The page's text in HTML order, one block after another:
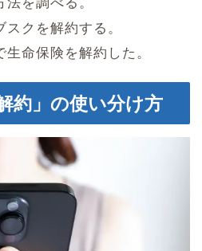
を調べる。
クを解約する。
命保険を解約した。
約」の使い分け方